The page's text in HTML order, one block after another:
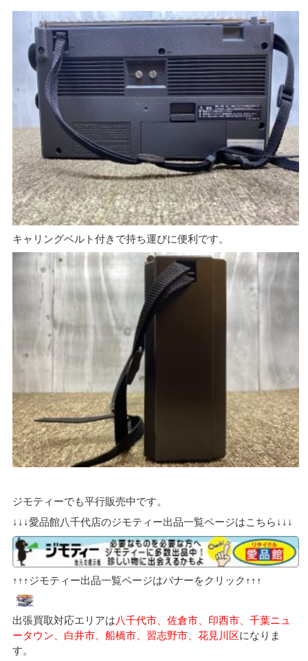
キャリングベルト付きで持ち運びに便利です。
ジモティーでも平行販売中です。
↓↓↓愛品館八千代店のジモティー出品一覧ページはこちら↓↓↓
↑↑↑ジモティー出品一覧ページはバナーをクリック↑↑↑
出張買取対応エリアは八千代市、佐倉市、印西市、千葉ニュ
ータウン、白井市、船橋市、習志野市、花見川区になりま
す。